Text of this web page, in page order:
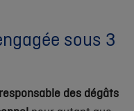
sous 3
des dégâts